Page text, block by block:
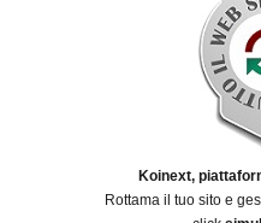
Koinext,
Rottama il tuo sito e